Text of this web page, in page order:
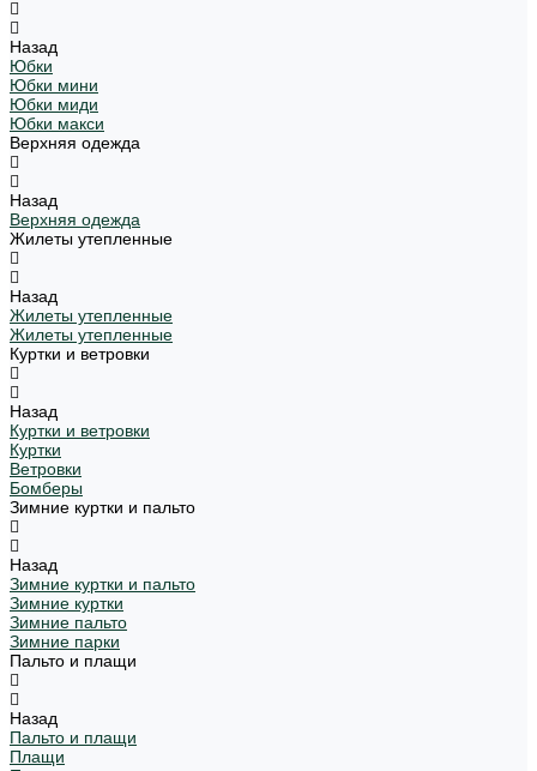
Назад
Юбки
Юбки мини
Юбки миди
Юбки макси
Верхняя одежда
Назад
Верхняя одежда
Жилеты утепленные
Назад
Жилеты утепленные
Жилеты утепленные
Куртки и ветровки
Назад
Куртки и ветровки
Куртки
Ветровки
Бомберы
Зимние куртки и пальто
Назад
Зимние куртки и пальто
Зимние куртки
Зимние пальто
Зимние парки
Пальто и плащи
Назад
Пальто и плащи
Плащи